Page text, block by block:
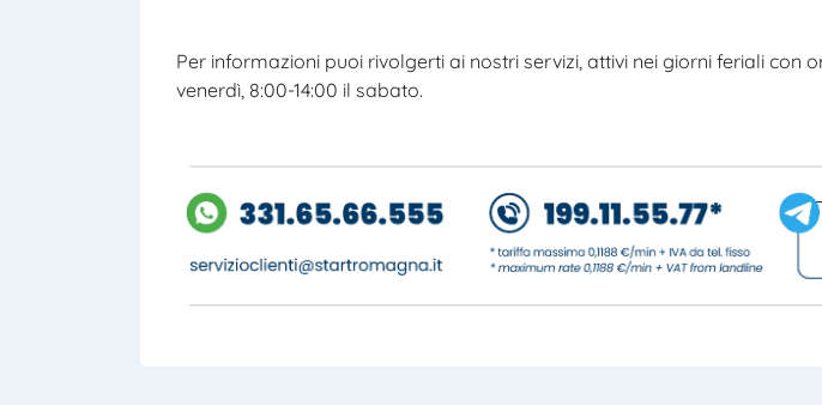
Per informazioni puoi rivolgerti ai nostri servizi, attivi nei giorni feriali con
venerdì, 8:00-14:00 il sabato.